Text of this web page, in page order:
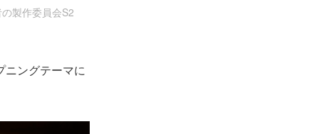
製作委員会S2
ニングテーマに